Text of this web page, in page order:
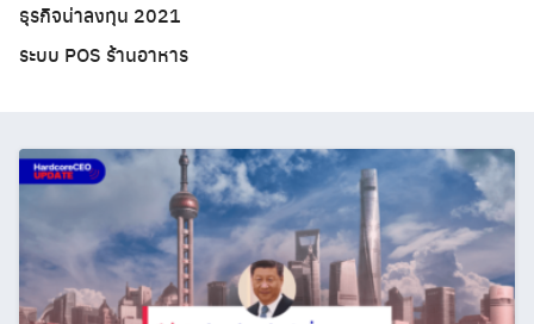
ธุรกิจน่าลงทุน 2021
ระบบ POS ร้านอาหาร